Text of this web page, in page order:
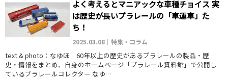
よく考えるとマニアックな車種チョイス 実
は歴史が長いプラレールの「車運車」た
ち！
2025.03.08｜特集・コラム
text & photo：なゆほ 60年以上の歴史があるプラレールの製品・歴
史・情報をまとめ、自身のホームページ「プラレール資料館」で公開し
ているプラレールコレクター なゆ…